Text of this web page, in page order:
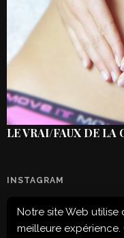
LE VRAI/FAUX DE LA
INSTAGRAM
Configuration error
Notre site Web
meilleure